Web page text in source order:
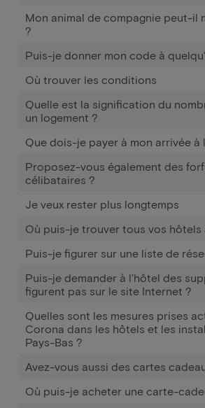
Mon animal de compagnie peut-il
?
Puis-je donner mon code à
Où trouver les conditions
Quelle est la signification du
un logement ?
Que dois-je payer à mon arrivée à
Proposez-vous également des
célibataires ?
Je veux rester plus longtemps
Où puis-je trouver tous vos hôtels
Puis-je figurer sur une liste de
Puis-je demander à l'hôtel des
figurent pas sur le site Internet ?
Quelles sont les mesures prises
Corona dans les hôtels et les
Pays-Bas ?
Avez-vous aussi des cartes
Où puis-je acheter une carte-